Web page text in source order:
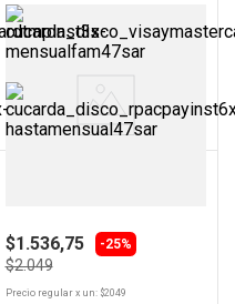
Producto
$1.536,75 -25%
$2.049
Precio regularx un: $2049